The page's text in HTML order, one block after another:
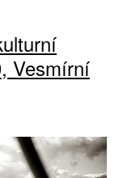
Vesmírní